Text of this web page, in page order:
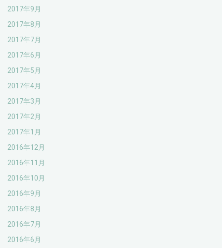
2017年9月
2017年8月
2017年7月
2017年6月
2017年5月
2017年4月
2017年3月
2017年2月
2017年1月
2016年12月
2016年11月
2016年10月
2016年9月
2016年8月
2016年7月
2016年6月